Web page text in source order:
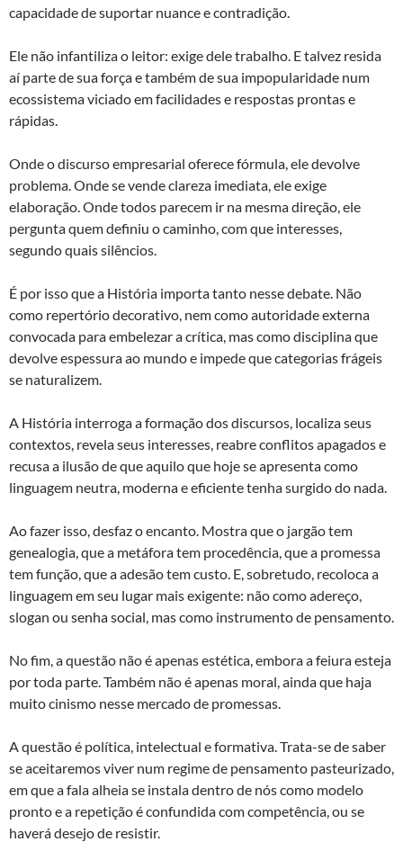
capacidade de suportar nuance e contradição.
Ele não infantiliza o leitor: exige dele trabalho. E talvez resida
aí parte de sua força e também de sua impopularidade num
ecossistema viciado em facilidades e respostas prontas e
rápidas.
Onde o discurso empresarial oferece fórmula, ele devolve
problema. Onde se vende clareza imediata, ele exige
elaboração. Onde todos parecem ir na mesma direção, ele
pergunta quem definiu o caminho, com que interesses,
segundo quais silêncios.
É por isso que a História importa tanto nesse debate. Não
como repertório decorativo, nem como autoridade externa
convocada para embelezar a crítica, mas como disciplina que
devolve espessura ao mundo e impede que categorias frágeis
se naturalizem.
A História interroga a formação dos discursos, localiza seus
contextos, revela seus interesses, reabre conflitos apagados e
recusa a ilusão de que aquilo que hoje se apresenta como
linguagem neutra, moderna e eficiente tenha surgido do nada.
Ao fazer isso, desfaz o encanto. Mostra que o jargão tem
genealogia, que a metáfora tem procedência, que a promessa
tem função, que a adesão tem custo. E, sobretudo, recoloca a
linguagem em seu lugar mais exigente: não como adereço,
slogan ou senha social, mas como instrumento de pensamento.
No fim, a questão não é apenas estética, embora a feiura esteja
por toda parte. Também não é apenas moral, ainda que haja
muito cinismo nesse mercado de promessas.
A questão é política, intelectual e formativa. Trata-se de saber
se aceitaremos viver num regime de pensamento pasteurizado,
em que a fala alheia se instala dentro de nós como modelo
pronto e a repetição é confundida com competência, ou se
haverá desejo de resistir.